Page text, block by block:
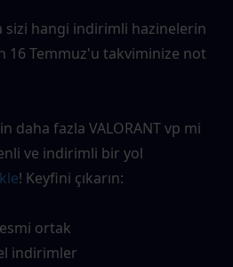
sizi hangi indirimli hazinelerin
16 Temmuz'u takviminize not
daha fazla VALORANT vp mi
ve indirimli bir yol
! Keyfini çıkarın:
ortak
indirimler